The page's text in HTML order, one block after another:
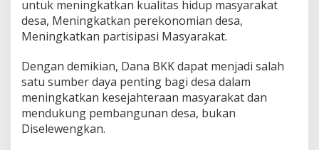
untuk meningkatkan kualitas hidup masyarakat
desa, Meningkatkan perekonomian desa,
Meningkatkan partisipasi Masyarakat.
Dengan demikian, Dana BKK dapat menjadi salah
satu sumber daya penting bagi desa dalam
meningkatkan kesejahteraan masyarakat dan
mendukung pembangunan desa, bukan
Diselewengkan.